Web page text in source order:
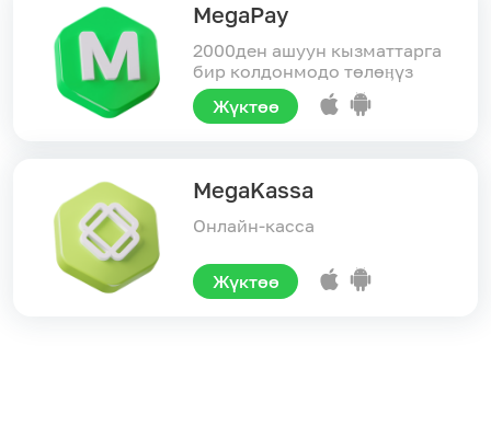
MegaPay
2000ден ашуун кызматтарга
бир колдонмодо төлөӊүз
Жүктөө
MegaKassa
Онлайн-касса
Жүктөө